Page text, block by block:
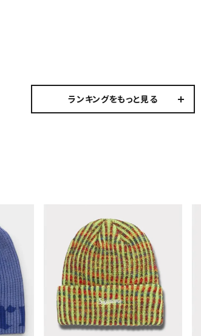
ランキングをもっと見る